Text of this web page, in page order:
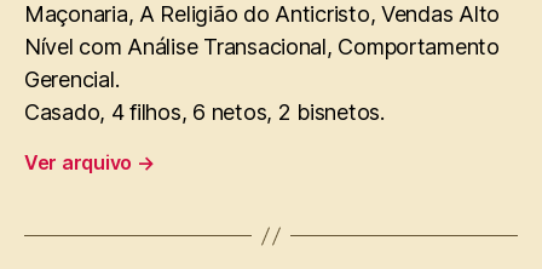
Maçonaria, A Religião do Anticristo, Vendas Alto
Nível com Análise Transacional, Comportamento
Gerencial.
Casado, 4 filhos, 6 netos, 2 bisnetos.
Ver arquivo →